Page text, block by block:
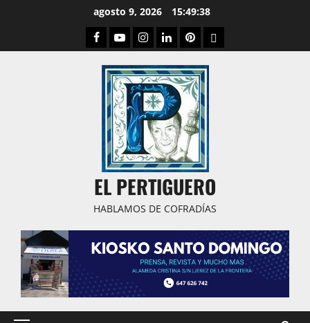
agosto 9, 2026 15:49:38
Facebook
YoutubeInstagram
LinkedPinterestDribbble
EL PERTIGUERO
HABLAMOS DE COFRADÍAS